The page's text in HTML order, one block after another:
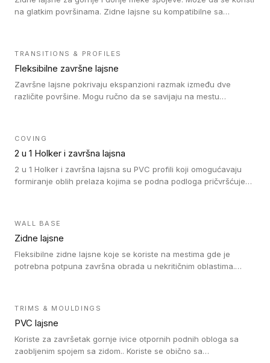
na glatkim površinama. Zidne lajsne su kompatibilne sa
TRANSITIONS & PROFILES
Fleksibilne završne lajsne
Završne lajsne pokrivaju ekspanzioni razmak između dve
različite površine. Mogu ručno da se savijaju na mestu
(kompaktni i akustički), kao i sa podnim oblogama od linoleuma.
COVING
2 u 1 Holker i završna lajsna
2 u 1 Holker i završna lajsna su PVC profili koji omogućavaju
formiranje oblih prelaza kojima se podna podloga pričvršćuje
WALL BASE
Zidne lajsne
Fleksibilne zidne lajsne koje se koriste na mestima gde je
potrebna potpuna završna obrada u nekritičnim oblastima.
TRIMS & MOULDINGS
PVC lajsne
Koriste za završetak gornje ivice otpornih podnih obloga sa
zaobljenim spojem sa zidom.. Koriste se obično sa